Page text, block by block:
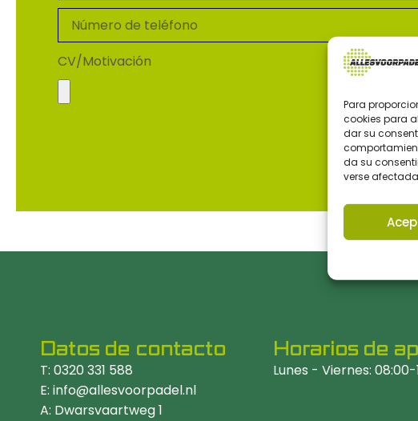
Para
cookies para
dar su
da su
verse
CV/Motivación
Datos de contacto
T: 0320 331 588
E: info@allesvoorpadel.nl
A: Dwarsvaartweg 1
Horarios de
Lunes - Viernes: 08:00-